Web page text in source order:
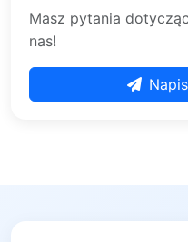
Masz pytania
nas!